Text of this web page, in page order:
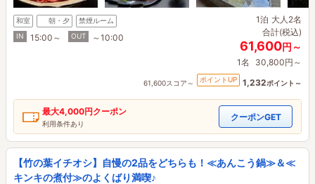
和室 朝・夕
禁煙ルーム
IN
15:00～ OUT ～10:00
1泊 大人2名
合計(税込)
61,600円～
1名 30,800円～
61,600スコア～ ポイントUP 1,232ポイント～
最大4,000円クーポン
利用条件あり
クーポンGET
【竹の葉イチオシ】自慢の2品をどちらも！≪あんこう鍋≫＆≪
キンキの煮付≫のよくばり満喫♪